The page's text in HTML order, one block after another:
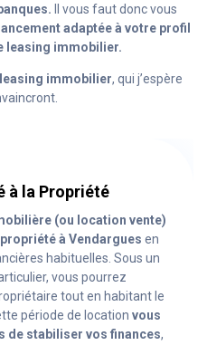
Il vous faut donc vous
adaptée à votre profil
leasing immobilier.
immobilier, qui j’espère
à la Propriété
(ou location vente)
à Vendargues en
habituelles. Sous un
vous pourrez
tout en habitant le
période de location vous
de stabiliser vos finances,